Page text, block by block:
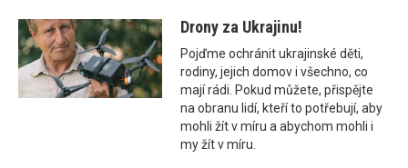
Drony za Ukrajinu!
Pojďme ochránit ukrajinské děti,
rodiny, jejich domov i všechno, co
mají rádi. Pokud můžete, přispějte
na obranu lidí, kteří to potřebují, aby
mohli žít v míru a abychom mohli i
my žít v míru.